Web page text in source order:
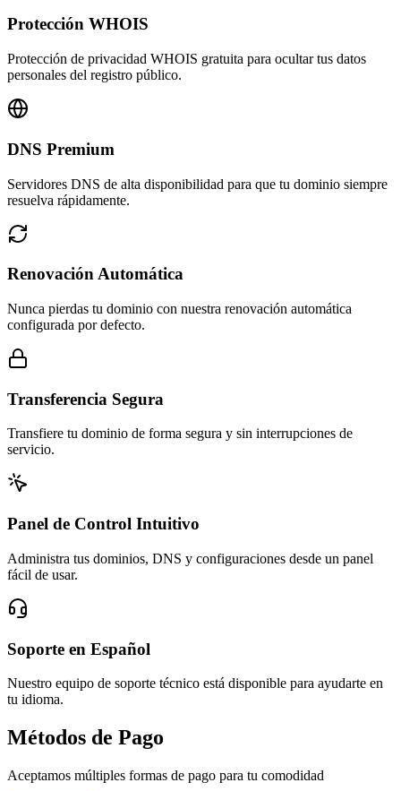
Protección WHOIS
Protección de privacidad WHOIS gratuita para ocultar tus datos
personales del registro público.
DNS Premium
Servidores DNS de alta disponibilidad para que tu dominio siempre
resuelva rápidamente.
Renovación Automática
Nunca pierdas tu dominio con nuestra renovación automática
configurada por defecto.
Transferencia Segura
Transfiere tu dominio de forma segura y sin interrupciones de
servicio.
Panel de Control Intuitivo
Administra tus dominios, DNS y configuraciones desde un panel
fácil de usar.
Soporte en Español
Nuestro equipo de soporte técnico está disponible para ayudarte en
tu idioma.
Métodos de Pago
Aceptamos múltiples formas de pago para tu comodidad